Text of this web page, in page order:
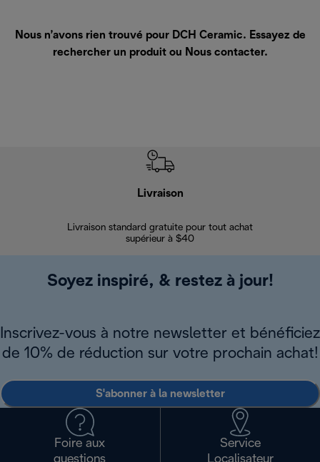
Nous n’avons rien trouvé pour DCH Ceramic. Essayez de
rechercher un produit ou Nous contacter.
Livraison
Livraison standard gratuite pour tout achat
supérieur à $40
Soyez inspiré, & restez à jour!
Inscrivez-vous à notre newsletter et bénéficiez
de 10% de réduction sur votre prochain achat!
S'abonner à la newsletter
Foire aux
Service